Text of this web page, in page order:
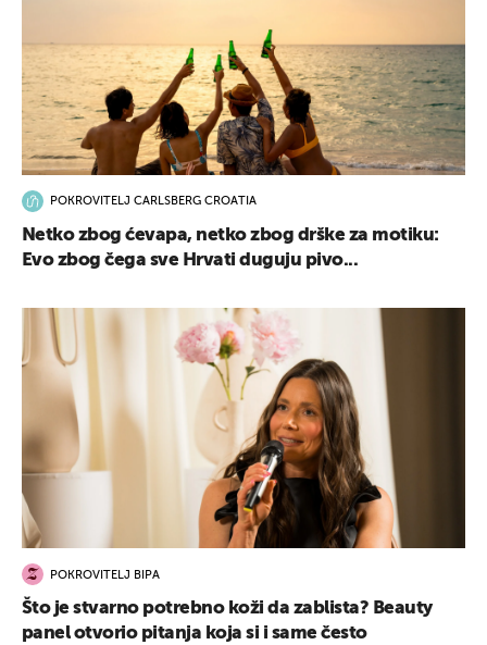
POKROVITELJ CARLSBERG CROATIA
Netko zbog ćevapa, netko zbog drške za motiku:
Evo zbog čega sve Hrvati duguju pivo...
POKROVITELJ BIPA
Što je stvarno potrebno koži da zablista? Beauty
panel otvorio pitanja koja si i same često